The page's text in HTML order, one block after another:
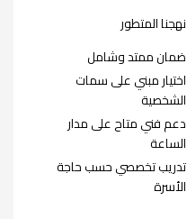
نهجنا المتطور
ضمان ممتد وشامل
اختيار مبني على سمات
الشخصية
دعم فني متاح على مدار
الساعة
تدريب تخصصي حسب حاجة
الأسرة